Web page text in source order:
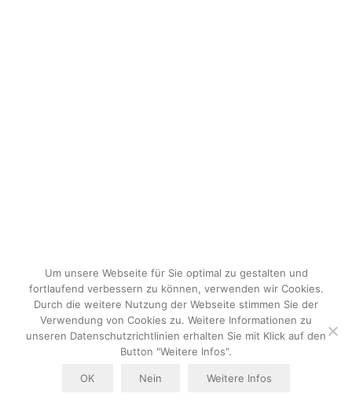
Um unsere Webseite für Sie optimal zu gestalten und
fortlaufend verbessern zu können, verwenden wir Cookies.
Durch die weitere Nutzung der Webseite stimmen Sie der
Verwendung von Cookies zu. Weitere Informationen zu
unseren Datenschutzrichtlinien erhalten Sie mit Klick auf den
Button "Weitere Infos".
OK Nein Weitere Infos